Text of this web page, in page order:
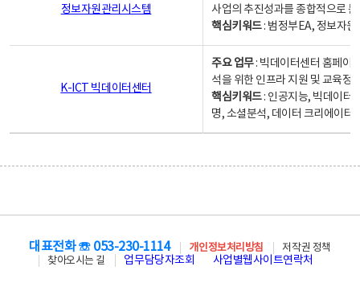
정보자원관리시스템
사업의 추진성과를 종합적으로
핵심키워드: 범정부EA, 정보자
K-ICT 빅데이터센터
주요 업무: 빅데이터센터 홈페이
석을 위한 인프라 지원 및 교육정
핵심키워드: 인공지능, 빅데이터,
명, 소셜분석, 데이터 크리에이터
대표전화 ☏ 053-230-1114 개인정보처리방침
저작권 정책
찾아오시는 길
업무담당자조회 사업별웹사이트연락처